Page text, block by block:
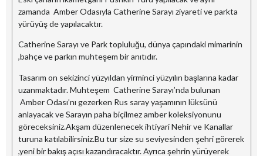
zamanda Amber Odasıyla Catherine Sarayı ziyareti ve parkta
yürüyüş de yapılacaktır.
Catherine Sarayı ve Park topluluğu, dünya çapındaki mimarinin
,bahçe ve parkın muhteşem bir anıtıdır.
Tasarım on sekizinci yüzyıldan yirminci yüzyılın başlarına kadar
uzanmaktadır. Muhteşem Catherine Sarayı’nda bulunan
Amber Odası’nı gezerken Rus saray yaşamının lüksünü
anlayacak ve Sarayın paha biçilmez amber koleksiyonunu
göreceksiniz.Akşam düzenlenecek ihtiyari Nehir ve Kanallar
turuna katılabilirsiniz.Bu tur size su seviyesinden şehri görerek
,yeni bir bakış açısı kazandıracaktır. Ayrıca şehrin yürüyerek